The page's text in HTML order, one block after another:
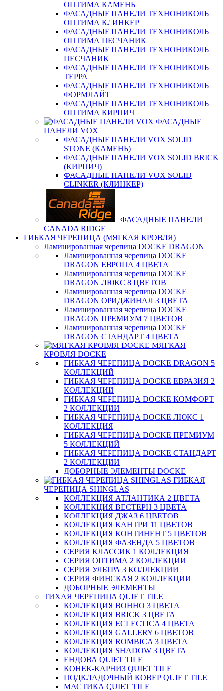
ОПТИМА КАМЕНЬ
ФАСАДНЫЕ ПАНЕЛИ ТЕХНОНИКОЛЬ
ОПТИМА КЛИНКЕР
ФАСАДНЫЕ ПАНЕЛИ ТЕХНОНИКОЛЬ
ОПТИМА ПЕСЧАНИК
ФАСАДНЫЕ ПАНЕЛИ ТЕХНОНИКОЛЬ
ПЕСЧАНИК
ФАСАДНЫЕ ПАНЕЛИ ТЕХНОНИКОЛЬ
ТЕРРА
ФАСАДНЫЕ ПАНЕЛИ ТЕХНОНИКОЛЬ
ФОРМЛАЙТ
ФАСАДНЫЕ ПАНЕЛИ ТЕХНОНИКОЛЬ
ОПТИМА КИРПИЧ
ФАСАДНЫЕ
ПАНЕЛИ VOX
ФАСАДНЫЕ ПАНЕЛИ VOX SOLID
STONE (КАМЕНЬ)
ФАСАДНЫЕ ПАНЕЛИ VOX SOLID BRICK
(КИРПИЧ)
ФАСАДНЫЕ ПАНЕЛИ VOX SOLID
CLINКER (КЛИНКЕР)
ФАСАДНЫЕ ПАНЕЛИ
CANADA RIDGE
ГИБКАЯ ЧЕРЕПИЦА (МЯГКАЯ КРОВЛЯ)
Ламинированная черепица DOCKE DRAGON
Ламинированная черепица DOCKE
DRAGON ЕВРОПА 4 ЦВЕТА
Ламинированная черепица DOCKE
DRAGON ЛЮКС 8 ЦВЕТОВ
Ламинированная черепица DOCKE
DRAGON ОРИДЖИНАЛ 3 ЦВЕТА
Ламинированная черепица DOCKE
DRAGON ПРЕМИУМ 7 ЦВЕТОВ
Ламинированная черепица DOCKE
DRAGON СТАНДАРТ 4 ЦВЕТA
МЯГКАЯ
КРОВЛЯ DOCKE
ГИБКАЯ ЧЕРЕПИЦА DOCKE DRAGON 5
КОЛЛЕКЦИЙ
ГИБКАЯ ЧЕРЕПИЦА DOCKE ЕВРАЗИЯ 2
КОЛЛЕКЦИИ
ГИБКАЯ ЧЕРЕПИЦА DOCKE КОМФОРТ
2 КОЛЛЕКЦИИ
ГИБКАЯ ЧЕРЕПИЦА DOCKE ЛЮКС 1
КОЛЛЕКЦИЯ
ГИБКАЯ ЧЕРЕПИЦА DOCKE ПРЕМИУМ
5 КОЛЛЕКЦИЙ
ГИБКАЯ ЧЕРЕПИЦА DOCKE СТАНДАРТ
2 КОЛЛЕКЦИИ
ДОБОРНЫЕ ЭЛЕМЕНТЫ DOCKE
ГИБКАЯ
ЧЕРЕПИЦА SHINGLAS
КОЛЛЕКЦИЯ АТЛАНТИКА 2 ЦВЕТА
КОЛЛЕКЦИЯ ВЕСТЕРН 3 ЦВЕТА
КОЛЛЕКЦИЯ ДЖАЗ 6 ЦВЕТОВ
КОЛЛЕКЦИЯ КАНТРИ 11 ЦВЕТОВ
КОЛЛЕКЦИЯ КОНТИНЕНТ 5 ЦВЕТОВ
КОЛЛЕКЦИЯ ФАЗЕНДА 5 ЦВЕТОВ
СЕРИЯ КЛАССИК 1 КОЛЛЕКЦИЯ
СЕРИЯ ОПТИМА 2 КОЛЛЕКЦИИ
СЕРИЯ УЛЬТРА 3 КОЛЛЕКЦИИ
СЕРИЯ ФИНСКАЯ 2 КОЛЛЕКЦИИ
ДОБОРНЫЕ ЭЛЕМЕНТЫ
ТИХАЯ ЧЕРЕПИЦА QUIET TILE
КОЛЛЕКЦИЯ BOHHO 3 ЦВЕТА
КОЛЛЕКЦИЯ BRICK 3 ЦВЕТА
КОЛЛЕКЦИЯ ECLECTICA 4 ЦВЕТА
КОЛЛЕКЦИЯ GALLERY 6 ЦВЕТОВ
КОЛЛЕКЦИЯ ROMBICA 3 ЦВЕТА
КОЛЛЕКЦИЯ SHADOW 3 ЦВЕТА
ЕНДОВА QUIET TILE
КОНЕК-КАРНИЗ QUIET TILE
ПОДКЛАДОЧНЫЙ КОВЕР QUIET TILE
МАСТИКА QUIET TILE